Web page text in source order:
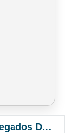
Convocatoria Elección de Delegados Docentes para el XIV Congreso Nacional de Universidades